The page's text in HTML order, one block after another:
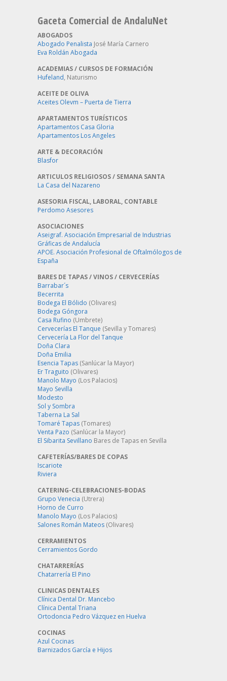
Gaceta Comercial de AndaluNet
ABOGADOS
Abogado Penalista José María Carnero
Eva Roldán Abogada
ACADEMIAS / CURSOS DE FORMACIÓN
Hufeland, Naturismo
ACEITE DE OLIVA
Aceites Olevm – Puerta de Tierra
APARTAMENTOS TURÍSTICOS
Apartamentos Casa Gloria
Apartamentos Los Angeles
ARTE & DECORACIÓN
Blasfor
ARTICULOS RELIGIOSOS / SEMANA SANTA
La Casa del Nazareno
ASESORIA FISCAL, LABORAL, CONTABLE
Perdomo Asesores
ASOCIACIONES
Aseigraf. Asociación Empresarial de Industrias
Gráficas de Andalucía
APOE. Asociación Profesional de Oftalmólogos de
España
BARES DE TAPAS / VINOS / CERVECERÍAS
Barrabar´s
Becerrita
Bodega El Bólido (Olivares)
Bodega Góngora
Casa Rufino (Umbrete)
Cervecerías El Tanque (Sevilla y Tomares)
Cervecería La Flor del Tanque
Doña Clara
Doña Emilia
Esencia Tapas (Sanlúcar la Mayor)
Er Traguito (Olivares)
Manolo Mayo (Los Palacios)
Mayo Sevilla
Modesto
Sol y Sombra
Taberna La Sal
Tomaré Tapas (Tomares)
Venta Pazo (Sanlúcar la Mayor)
El Sibarita Sevillano Bares de Tapas en Sevilla
CAFETERÍAS/BARES DE COPAS
Iscariote
Riviera
CATERING-CELEBRACIONES-BODAS
Grupo Venecia (Utrera)
Horno de Curro
Manolo Mayo (Los Palacios)
Salones Román Mateos (Olivares)
CERRAMIENTOS
Cerramientos Gordo
CHATARRERÍAS
Chatarrería El Pino
CLINICAS DENTALES
Clínica Dental Dr. Mancebo
Clínica Dental Triana
Ortodoncia Pedro Vázquez en Huelva
COCINAS
Azul Cocinas
Barnizados García e Hijos